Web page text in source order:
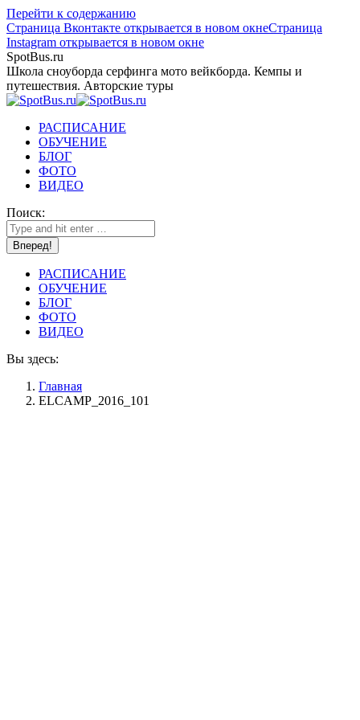
Перейти к содержанию
Страница Вконтакте открывается в новом окнеСтраница
Instagram открывается в новом окне
SpotBus.ru
Школа сноуборда серфинга мото вейкборда. Кемпы и
путешествия. Авторские туры
РАСПИСАНИЕ
ОБУЧЕНИЕ
БЛОГ
ФОТО
ВИДЕО
Поиск:
РАСПИСАНИЕ
ОБУЧЕНИЕ
БЛОГ
ФОТО
ВИДЕО
Вы здесь:
Главная
ELCAMP_2016_101